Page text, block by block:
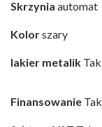
Skrzynia automat
Kolorszary
lakier metalik Tak
Finansowanie Tak